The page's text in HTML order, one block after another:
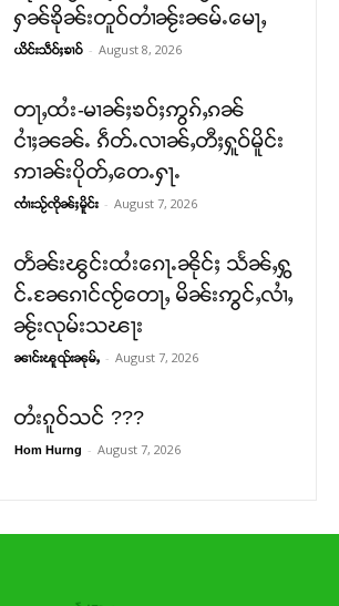
ႁၼ်ၶိုၼ်းတူဝ်တၢႆၼႂ်းၼမ်ႉမေႃႇ
ယိင်းသဵဝ်ႈၶၢဝ် - August 8, 2026
တႃႇထႆး-မၢၼ်ႈၶဝ်ႈဢွၵ်ႇၵၼ်
ငၢႆႈၼၼ်ႉ ၵဵတ်ႉလၢၼ်ႇတီႈႁူဝ်မိူင်း
ဢၢၼ်းပိုတ်ႇတေႉႁႃႉ
ၸၢႆးသႂ်ၸိုၼ်ႈမိူင်း - August 7, 2026
တႅၼ်းၽွင်းထႆးၵေႃႉၼိုင်ႈ သႅၼ်ႇႁွ
င်ႉၼႄၵၢင်ၸႂ်တေႃႇ မိၼ်းဢွင်ႇလၢႆႇ
ၼႂ်းလုမ်းသၽႃး
ၼၢင်းၽူၺ်းၼုမ်ႇ - August 7, 2026
တႆးၵူဝ်သင် ???
Hom Hurng - August 7, 2026